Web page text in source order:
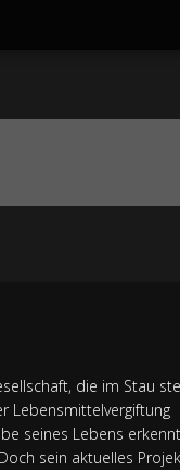
die im Stau
Lebensmittelvergiftung
seines Lebens
sein aktuelles